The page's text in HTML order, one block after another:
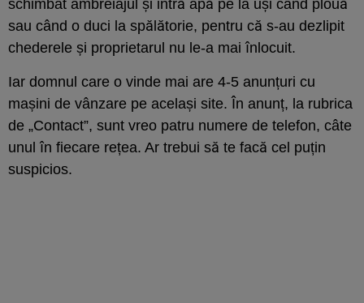
schimbat ambreiajul și intră apă pe la uși când plouă
sau când o duci la spălătorie, pentru că s-au dezlipit
chederele și proprietarul nu le-a mai înlocuit.
Iar domnul care o vinde mai are 4-5 anunțuri cu
mașini de vânzare pe același site. În anunț, la rubrica
de „Contact”, sunt vreo patru numere de telefon, câte
unul în fiecare rețea. Ar trebui să te facă cel puțin
suspicios.